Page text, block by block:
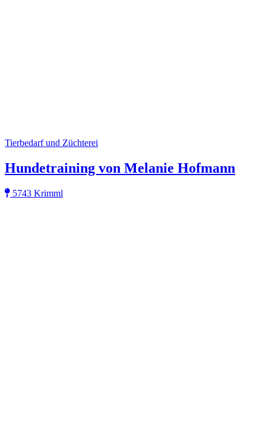
Tierbedarf und Züchterei
Hundetraining von Melanie Hofmann
5743 Krimml